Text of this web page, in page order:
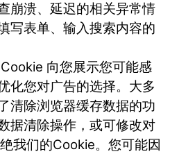
崩溃、延迟的相关异常情
写表单、输入搜索内容的
向您展示您可能感
化您对广告的选择。大多
清除浏览器缓存数据的功
据清除操作，或可修改对
我们的Cookie。您可能因